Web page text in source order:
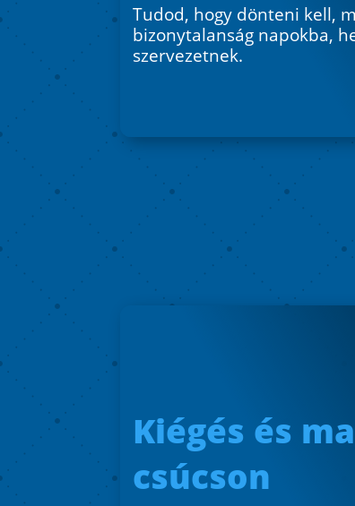
Tudod, hogy dönteni kell,
bizonytalanság napokba,
szervezetnek.
Kiégés és
csúcson